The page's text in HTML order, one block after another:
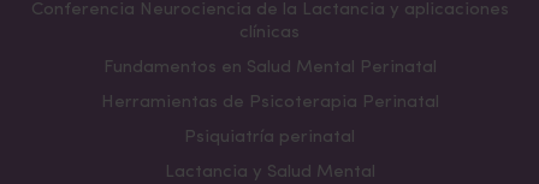
Conferencia Neurociencia de la Lactancia y aplicaciones
clínicas
Fundamentos en Salud Mental Perinatal
Herramientas de Psicoterapia Perinatal
Psiquiatría perinatal
Lactancia y Salud Mental